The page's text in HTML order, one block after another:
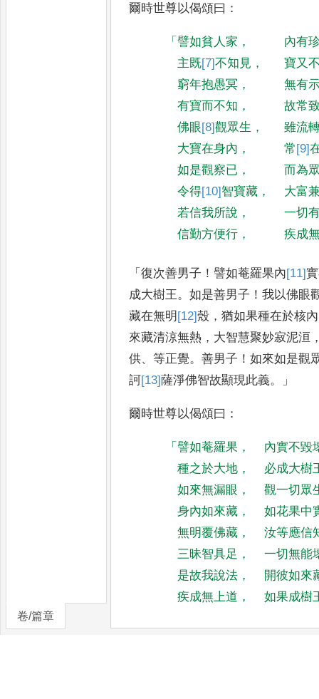
卷/篇章
爾時世尊以偈頌曰 ：
「譬如貧人家 ，
內有
主既[7]不知見 ，
寶又
窮年抱愚冥 ，
無有
有寶而不知 ，
故常
佛眼[8]觀眾生 ，
雖流
大寶在身內 ， 常[9]
如是觀察已 ，
而為
令得[10]智寶藏 ，
大富
若信我所說 ，
一切
信勤方便行 ， 疾成
「復次善男子 ！譬如菴羅果內[11]實
成大樹王。如是善男子 ！我以佛眼
藏在無明 [12]殼 ，猶如果種在於核內
來藏清涼無熱 ， 大智慧聚妙寂泥洹
供、等正覺。善男子 ！如來如是觀
訶 [13] 薩淨佛智故顯現此義。」
爾時世尊以偈頌曰 ：
「譬如菴羅果 ，
內實不毀
種之於大地 ，
必成大樹
如來無漏眼 ，
觀一切眾
身內如來藏 ，
如花果中
無明覆佛藏 ，
汝等應信
三昧智具足 ，
一切無能
是故我說法 ，
開彼如來
疾成無上道 ， 如果成樹